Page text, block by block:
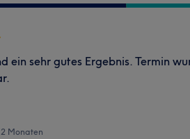
ein sehr gutes Ergebnis. Termin
Monaten